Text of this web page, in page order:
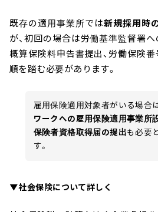
既存の適用事業所では新規採用時
が、初回の場合は労働基準監督署へ
概算保険料申告書提出、労働保険
順を踏む必要があります。
雇用保険適用対象者がいる場合は
ワークへの雇用保険適用事業所
保険者資格取得届の提出も必要
す。
▼社会保険について詳しく